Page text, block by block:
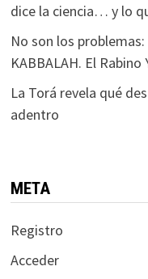
dice la ciencia… y lo
No son los
KABBALAH. El
La Torá revela qué
adentro
META
Registro
Acceder